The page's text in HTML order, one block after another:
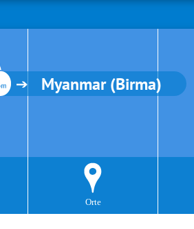
Myanmar (Birma)
Orte